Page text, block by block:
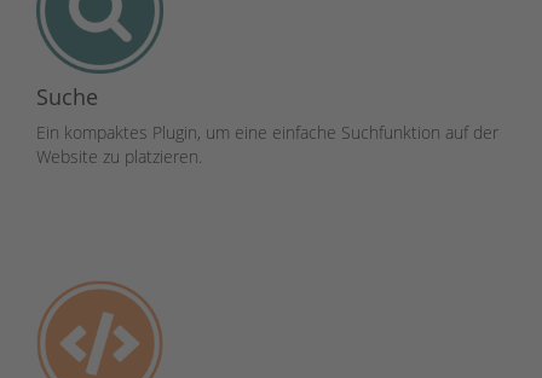
Suche
Ein kompaktes Plugin, um eine einfache Suchfunktion auf der
Website zu platzieren.